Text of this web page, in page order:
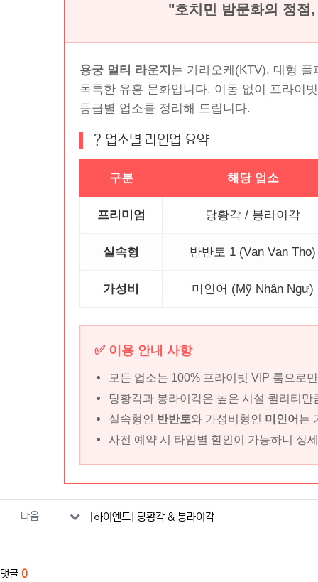
"호치민 밤문화의 정점
용궁 멀티 라운지 는 가라오케(KTV), 대형
독특한 유흥 문화입니다. 이동 없이 프라이
등급별 업소를 정리해 드립니다.
? 업소별 라인업 요약
구분 해당 업소
프리미엄 당황각 / 봉라이각
실속형 반반토 1 (Vạn Vạn Thọ)
가성비 미인어 (Mỹ Nhân Ngư)
✅ 이용 안내 사항
모든 업소는 100% 프라이빗 VIP 룸으로
당황각과 봉라이각은 높은 시설 퀄리티
실속형인 반반토와 가성비형인 미인어는
사전 예약 시 타임별 할인이 가능하니 상
관련자료
다음 [하이엔드] 당황각 & 봉라이각
댓글 0